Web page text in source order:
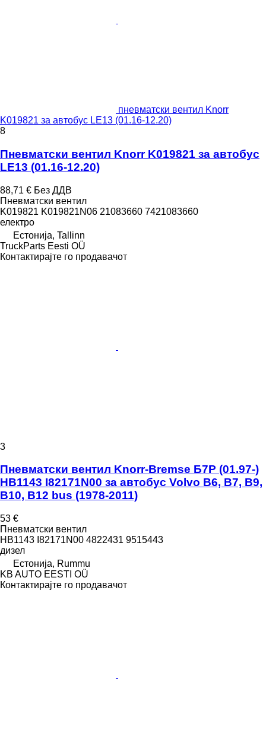
пневматски вентил Knorr
K019821 за автобус LE13 (01.16-12.20)
8
Пневматски вентил Knorr K019821 за автобус
LE13 (01.16-12.20)
88,71 € Без ДДВ
Пневматски вентил
K019821 K019821N06 21083660 7421083660
електро
Естонија, Tallinn
TruckParts Eesti OÜ
Контактирајте го продавачот
3
Пневматски вентил Knorr-Bremse Б7Р (01.97-)
HB1143 I82171N00 за автобус Volvo B6, B7, B9,
B10, B12 bus (1978-2011)
53 €
Пневматски вентил
HB1143 I82171N00 4822431 9515443
дизел
Естонија, Rummu
KB AUTO EESTI OÜ
Контактирајте го продавачот